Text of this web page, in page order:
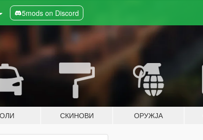
5mods on Discord
СКИНОВИ ОРУЖЈА